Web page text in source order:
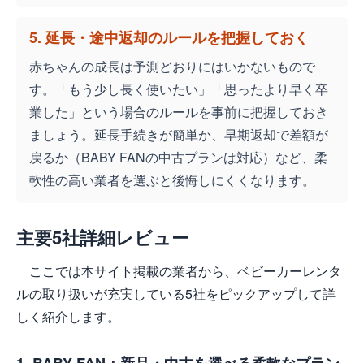
5. 延長・途中返却のルールを把握しておく
赤ちゃんの成長は予測どおりにはいかないもので
す。「もう少し長く使いたい」「思ったより早く卒
業した」という場合のルールを事前に把握しておき
ましょう。延長手続きが簡単か、早期返却で差額が
戻るか（BABY FANの中古プランは対応）など、柔
軟性の高い業者を選ぶと後悔しにくくなります。
主要5社詳細レビュー
ここでは本サイト掲載の業者から、ベビーカーレンタ
ルの取り扱いが充実している5社をピックアップして詳
しく紹介します。